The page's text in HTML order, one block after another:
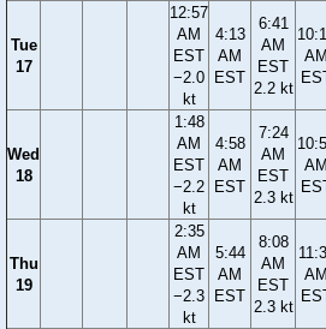
Tue
17
12:57
AM
EST
−2.0
kt
4:13
AM
EST
6:41
AM
EST
2.2 kt
AM
Wed
18
1:48
AM
EST
−2.2
kt
4:58
AM
EST
7:24
AM
EST
2.3 kt
AM
Thu
19
2:35
AM
EST
−2.3
kt
5:44
AM
EST
8:08
AM
EST
2.3 kt
AM